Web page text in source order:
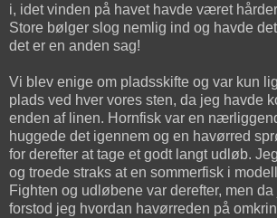
i, idet vinden på havet havde været
Store bølger slog nemlig ind og havde
det er en anden sag!
Vi blev enige om pladsskifte og var kun
plads ved hver vores sten, da jeg havde
enden af linen. Hornfisk var en
huggede det igennem og en havørred
for derefter at tage et godt langt udløb.
og troede straks at en sommerfisk i
Fighten og udløbene var derefter, men
forstod jeg hvordan havørreden på